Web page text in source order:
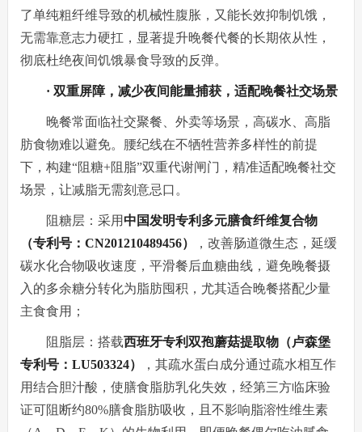
了单纯粗纤维导致的机械性腹胀，又能长效抑制饥饿，
无需靠意志力硬扛，显著提升晚餐代餐的长期依从性，
彻底杜绝夜间饥饿暴食导致的反弹。
· 双重屏障，减少夜间能量捕获，适配晚餐社交场景
晚餐常面临社交聚餐、外卖等场景，高碳水、高脂
肪食物难以避免。腰纪线在不牺牲营养多样性的前提
下，构建“阻糖+阻脂”双重代谢闸门，精准适配晚餐社交
场景，让减脂无需刻意忌口。
阻糖层：采用中国发明专利多元膳食纤维复合物
（专利号：CN201210489456）
，改善肠道微生态，延缓
碳水化合物吸收速度，平滑餐后血糖曲线，避免晚餐摄
入的多余糖分转化为脂肪囤积，尤其适合晚餐搭配少量
主食食用；
阻脂层：搭载西班牙专利双孢蘑菇提取物（卢森堡
专利号：LU503324）
，其疏水蛋白成分通过疏水相互作
用结合胆汁酸，使膳食脂肪乳化失效，经第三方临床验
证可阻断约80%膳食脂肪吸收，且不影响脂溶性维生素